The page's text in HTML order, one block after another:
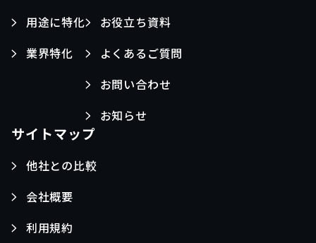
用途に特化
業界特化
お役立ち資料
よくあるご質問
お問い合わせ
お知らせ
サイトマップ
他社との比較
会社概要
利用規約